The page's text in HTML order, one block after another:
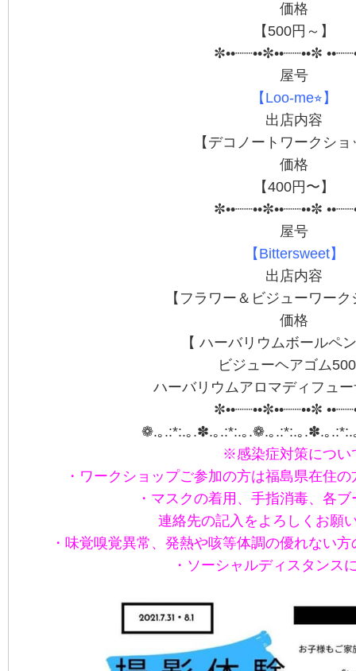
価格
【500円～】
✼••┈┈••✼••┈┈••✼
屋号
【Loo-me⭐︎】
出店内容
【デコノートワークシ
価格
【400円〜】
✼••┈┈••✼••┈┈••✼
屋号
【Bittersweet】
出店内容
【フラワー＆ビジューワー
価格
【 ハーバリウムボールペ
ビジューヘアゴム
ハーバリウムアロマディフュ
✼••┈┈••✼••┈┈••✼
❁.｡.:*:.｡.✽.｡.:*:.｡.❁.｡.:*:.｡.✽.｡
※感染症対策につい
・ワークショップご参加の方は福島県在住
・マスクの着用、手指消毒、各
連絡先の記入をよろしくお願
・味覚嗅覚異常、発熱や咳等体調の優れない
・ソーシャルディスタンス